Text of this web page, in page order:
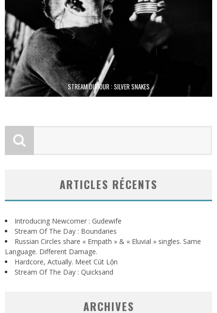
STREAM DU JOUR : SILVER SNAKES
ARTICLES RÉCENTS
Introducing Newcomer : Gudewife
Stream Of The Day : Boundaries
Russian Circles share « Empath » & « Eluvial » singles. Same
Language. Different Damage.
Hardcore, Actually. Meet Cút Lộn
Stream Of The Day : Quicksand
ARCHIVES